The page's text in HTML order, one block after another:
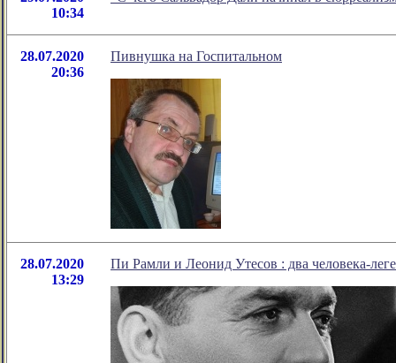
10:34
28.07.2020
20:36
Пивнушка на Госпитальном
28.07.2020
13:29
Пи Рамли и Леонид Утесов : два человека-